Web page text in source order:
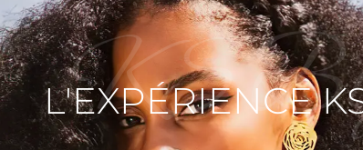
KS
L'EXPÉRIENCE